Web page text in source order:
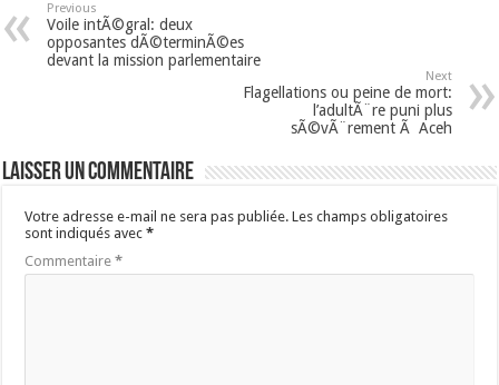
Previous
Voile intÃ©gral: deux
opposantes dÃ©terminÃ©es
devant la mission parlementaire
Next
Flagellations ou peine de mort:
l’adultÃ¨re puni plus
sÃ©vÃ¨rement Ã Aceh
Laisser un commentaire
Votre adresse e-mail ne sera pas publiée. Les champs obligatoires
sont indiqués avec*
Commentaire*